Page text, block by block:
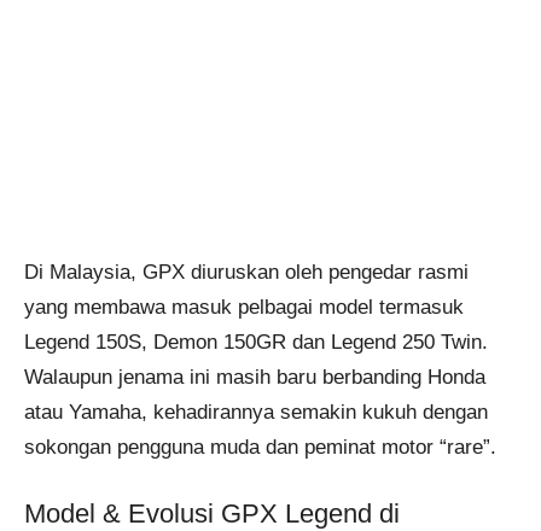
Di Malaysia, GPX diuruskan oleh pengedar rasmi
yang membawa masuk pelbagai model termasuk
Legend 150S, Demon 150GR dan Legend 250 Twin.
Walaupun jenama ini masih baru berbanding Honda
atau Yamaha, kehadirannya semakin kukuh dengan
sokongan pengguna muda dan peminat motor “rare”.
Model & Evolusi GPX Legend di